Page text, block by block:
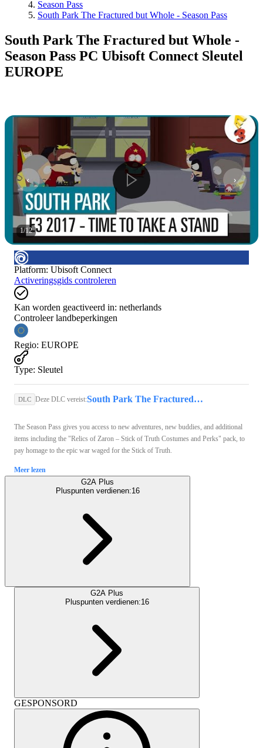
Season Pass
South Park The Fractured but Whole - Season Pass
South Park The Fractured but Whole -
Season Pass PC Ubisoft Connect Sleutel
EUROPE
1/12
Platform: Ubisoft Connect
Activeringsgids controleren
Kan worden geactiveerd in: netherlands
Controleer landbeperkingen
Regio: EUROPE
Type: Sleutel
DLC Deze DLC vereist: South Park The Fractured But Whole (PC) - Ubisoft Connect Key - EUROPE
The Season Pass gives you access to new adventures, new buddies, and additional
items including the "Relics of Zaron – Stick of Truth Costumes and Perks" pack, to
pay homage to the epic war waged for the Stick of Truth.
Meer lezen
G2A Plus
Pluspunten verdienen:16
G2A Plus
Pluspunten verdienen:16
GESPONSORD